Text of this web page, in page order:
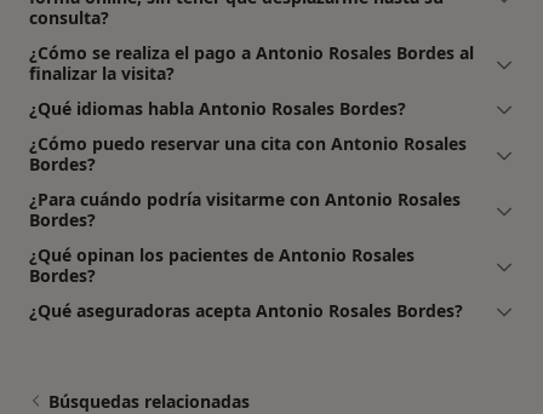
consulta?
¿Cómo se realiza el pago a Antonio Rosales Bordes al
finalizar la visita?
¿Qué idiomas habla Antonio Rosales Bordes?
¿Cómo puedo reservar una cita con Antonio Rosales
Bordes?
¿Para cuándo podría visitarme con Antonio Rosales
Bordes?
¿Qué opinan los pacientes de Antonio Rosales
Bordes?
¿Qué aseguradoras acepta Antonio Rosales Bordes?
Búsquedas relacionadas